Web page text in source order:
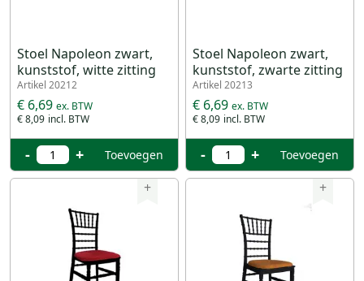
Stoel Napoleon zwart,
kunststof, witte zitting
Artikel 20212
€ 8,09
€ 6,69
- + Toevoegen
Stoel Napoleon zwart,
kunststof, zwarte zitting
Artikel 20213
€ 8,09
€ 6,69
- + Toevoegen
+ +